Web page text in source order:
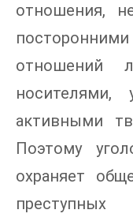
отношения,
отношений
носителями,
активными
Поэтому
охраняет